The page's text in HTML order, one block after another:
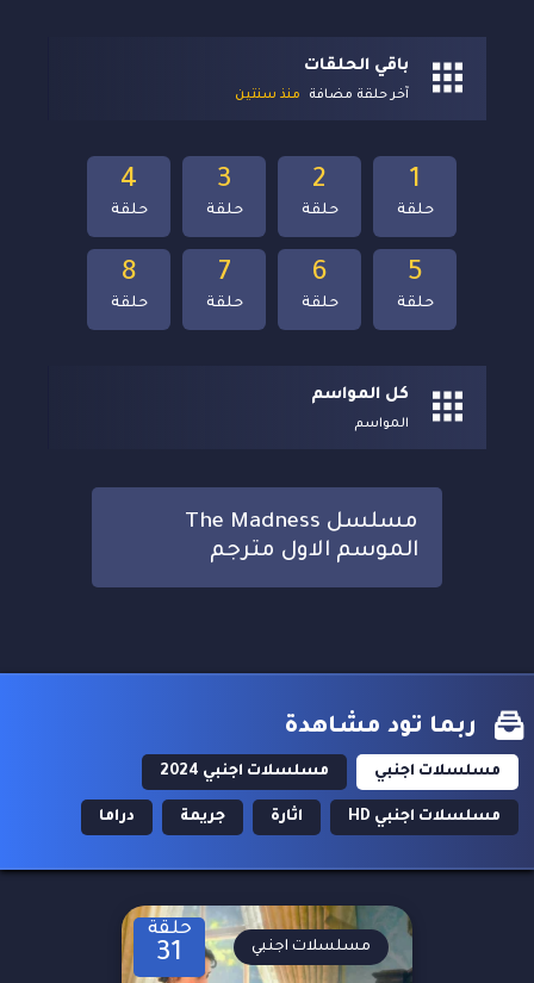
باقي الحلقات
آخر حلقة مضافة منذ سنتين
8
حلقة
7
حلقة
6
حلقة
5
حلقة
4
حلقة
3
حلقة
2
حلقة
1
حلقة
كل المواسم
المواسم
مسلسل The Madness
الموسم الاول مترجم
ربما تود مشاهدة
مسلسلات اجنبي مسلسلات اجنبي 2024
مسلسلات اجنبي HD اثارة جريمة دراما
حلقة
31 مسلسلات اجنبي